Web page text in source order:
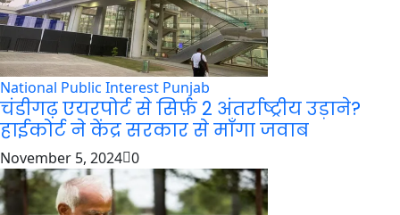
National Public Interest Punjab
चंडीगढ़ एयरपोर्ट से सिर्फ़ 2 अंतर्राष्ट्रीय उड़ाने?
हाईकोर्ट ने केंद्र सरकार से माँगा जवाब
November 5, 2024 0